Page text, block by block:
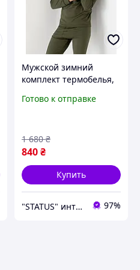
Мужской зимний
комплект термобелья,
мужчин, мужское
Готово к отправке
840₴
1 680 ₴
Купить
"STATUS" интернет магазин мужской и женской обуви 97%